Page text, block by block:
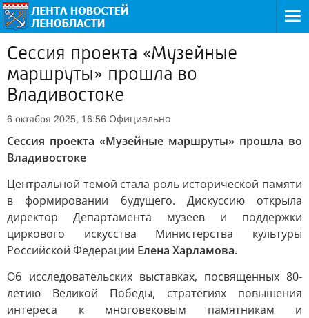
Сессия проекта «Музейные
маршруты» прошла во
Владивостоке
6 октября 2025, 16:56 Официально
Сессия проекта «Музейные маршруты» прошла во
Владивостоке
Центральной темой стала роль исторической памяти
в формировании будущего. Дискуссию открыла
директор Департамента музеев и поддержки
циркового искусства Министерства культуры
Российской Федерации Елена Харламова.
Об исследовательских выставках, посвященных 80-
летию Великой Победы, стратегиях повышения
интереса к многовековым памятникам и